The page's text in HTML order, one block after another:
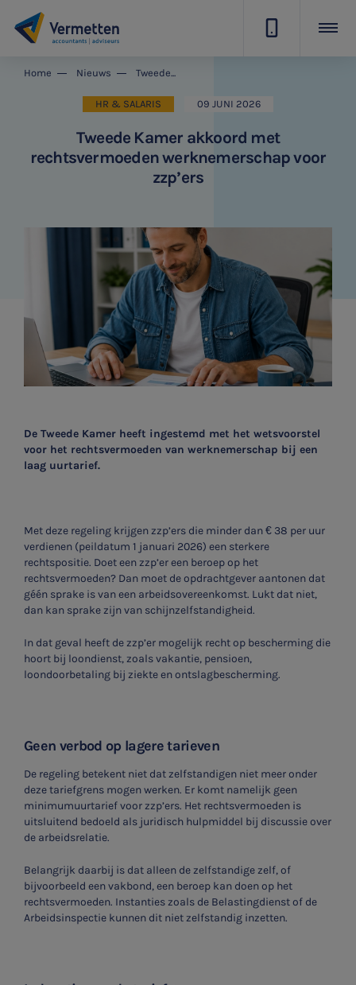
Home Nieuws Tweede Kamer akkoord met rechtsvermoeden werknemerschap voor zzp’ers
HR & SALARIS 09 JUNI 2026
Tweede Kamer akkoord met
rechtsvermoeden werknemerschap voor
zzp’ers
De Tweede Kamer heeft ingestemd met het wetsvoorstel
voor het rechtsvermoeden van werknemerschap bij een
laag uurtarief.
Met deze regeling krijgen zzp’ers die minder dan € 38 per uur
verdienen (peildatum 1 januari 2026) een sterkere
rechtspositie. Doet een zzp’er een beroep op het
rechtsvermoeden? Dan moet de opdrachtgever aantonen dat
géén sprake is van een arbeidsovereenkomst. Lukt dat niet,
dan kan sprake zijn van schijnzelfstandigheid.
In dat geval heeft de zzp’er mogelijk recht op bescherming die
hoort bij loondienst, zoals vakantie, pensioen,
loondoorbetaling bij ziekte en ontslagbescherming.
Geen verbod op lagere tarieven
De regeling betekent niet dat zelfstandigen niet meer onder
deze tariefgrens mogen werken. Er komt namelijk geen
minimumuurtarief voor zzp’ers. Het rechtsvermoeden is
uitsluitend bedoeld als juridisch hulpmiddel bij discussie over
de arbeidsrelatie.
Belangrijk daarbij is dat alleen de zelfstandige zelf, of
bijvoorbeeld een vakbond, een beroep kan doen op het
rechtsvermoeden. Instanties zoals de Belastingdienst of de
Arbeidsinspectie kunnen dit niet zelfstandig inzetten.